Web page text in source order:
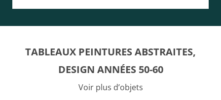
TABLEAUX PEINTURES ABSTRAITES,
DESIGN ANNÉES 50-60
Voir plus d’objets